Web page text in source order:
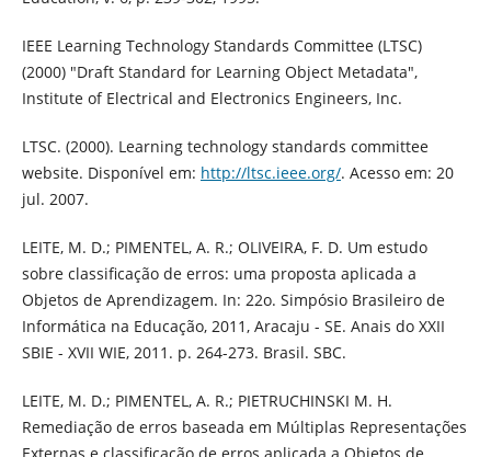
IEEE Learning Technology Standards Committee (LTSC)
(2000) "Draft Standard for Learning Object Metadata",
Institute of Electrical and Electronics Engineers, Inc.
LTSC. (2000). Learning technology standards committee
website. Disponível em: http://ltsc.ieee.org/. Acesso em: 20
jul. 2007.
LEITE, M. D.; PIMENTEL, A. R.; OLIVEIRA, F. D. Um estudo
sobre classificação de erros: uma proposta aplicada a
Objetos de Aprendizagem. In: 22o. Simpósio Brasileiro de
Informática na Educação, 2011, Aracaju - SE. Anais do XXII
SBIE - XVII WIE, 2011. p. 264-273. Brasil. SBC.
LEITE, M. D.; PIMENTEL, A. R.; PIETRUCHINSKI M. H.
Remediação de erros baseada em Múltiplas Representações